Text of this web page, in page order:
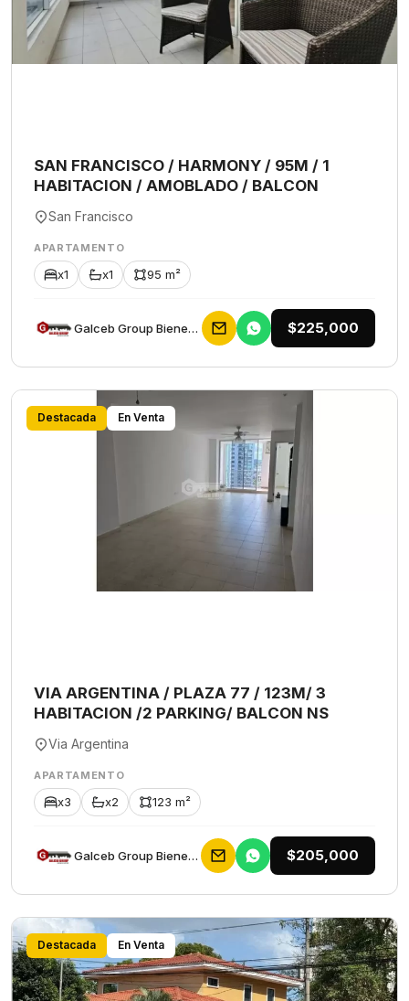
SAN FRANCISCO / HARMONY / 95M / 1
HABITACION / AMOBLADO / BALCON
San Francisco
APARTAMENTO
x1 x1 95 m²
Galceb Group Bienes Raices $225,000
Destacada En Venta
VIA ARGENTINA / PLAZA 77 / 123M/ 3
HABITACION /2 PARKING/ BALCON NS
Via Argentina
APARTAMENTO
x3 x2 123 m²
Galceb Group Bienes Raices $205,000
Destacada En Venta